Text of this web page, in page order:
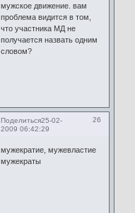
мужское движение. вам
проблема видится в том,
что участника МД не
получается назвать одним
словом?
Поделиться 26
25-02-
2009 06:42:29
мужекратие, мужевластие
мужекраты